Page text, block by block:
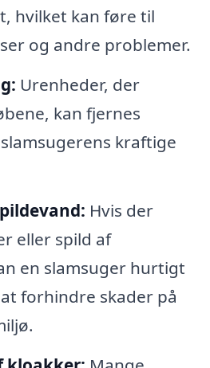
hvilket kan føre til
og andre problemer.
Urenheder, der
kan fjernes
kraftige
Hvis der
eller spild af
en slamsuger hurtigt
forhindre skader på